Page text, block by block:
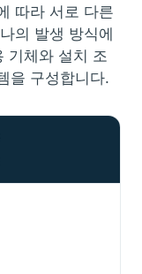
따라 서로 다른
의 발생 방식에
기체와 설치 조
을 구성합니다.